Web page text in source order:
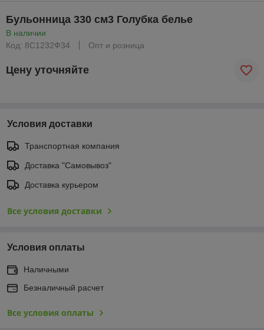
Бульонница 330 см3 Голубка белье
В наличии
Код: 8С1232Ф34
Опт и розница
Цену уточняйте
Условия доставки
Транспортная компания
Доставка "Самовывоз"
Доставка курьером
Все условия доставки
Условия оплаты
Наличными
Безналичный расчет
Все условия оплаты